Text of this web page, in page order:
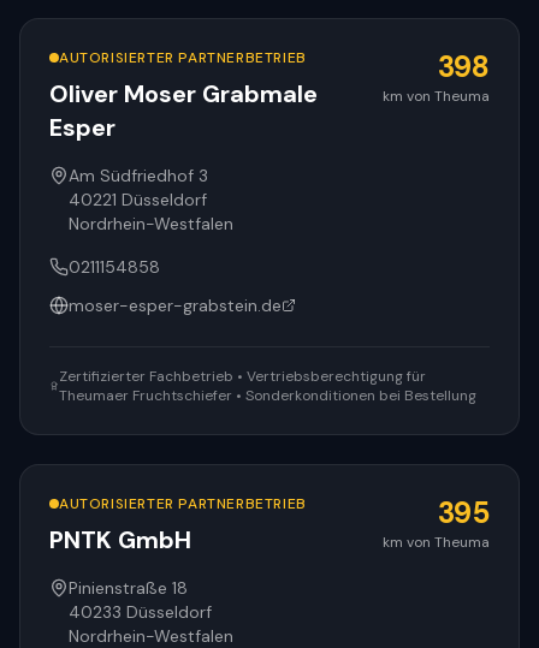
AUTORISIERTER PARTNERBETRIEB
Oliver Moser Grabmale
Esper
398
km von Theuma
Am Südfriedhof 3
40221 Düsseldorf
Nordrhein-Westfalen
0211154858
moser-esper-grabstein.de
Zertifizierter Fachbetrieb • Vertriebsberechtigung für
Theumaer Fruchtschiefer • Sonderkonditionen bei Bestellung
AUTORISIERTER PARTNERBETRIEB
PNTK GmbH
395
km von Theuma
Pinienstraße 18
40233 Düsseldorf
Nordrhein-Westfalen